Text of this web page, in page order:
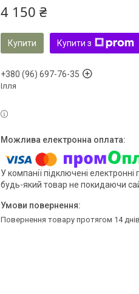
4 150 ₴
Купити Купити з
+380 (96) 697-76-35
Ілля
У компанії підключені
будь-який товар не покидаючи
повернення товару протягом 14 днів